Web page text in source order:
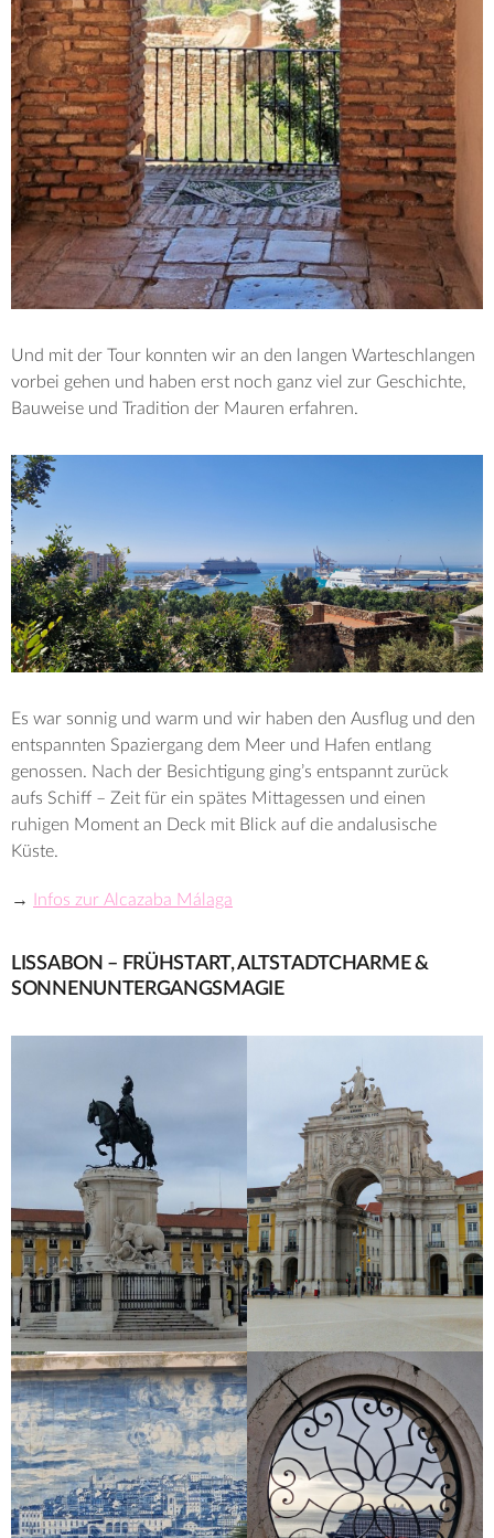
Und mit der Tour konnten wir an den langen Warteschlangen
vorbei gehen und haben erst noch ganz viel zur Geschichte,
Bauweise und Tradition der Mauren erfahren.
Es war sonnig und warm und wir haben den Ausflug und den
entspannten Spaziergang dem Meer und Hafen entlang
genossen. Nach der Besichtigung ging’s entspannt zurück
aufs Schiff – Zeit für ein spätes Mittagessen und einen
ruhigen Moment an Deck mit Blick auf die andalusische
Küste.
→ Infos zur Alcazaba Málaga
LISSABON – FRÜHSTART, ALTSTADTCHARME &
SONNENUNTERGANGSMAGIE